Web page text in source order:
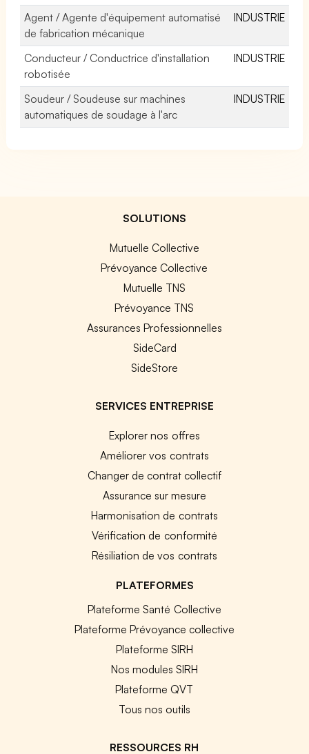
Agent / Agente d'équipement automatisé
de fabrication mécanique
INDUSTRIE
Conducteur / Conductrice d'installation
robotisée
INDUSTRIE
Soudeur / Soudeuse sur machines
automatiques de soudage à l'arc
INDUSTRIE
SOLUTIONS
Mutuelle Collective
Prévoyance Collective
Mutuelle TNS
Prévoyance TNS
Assurances Professionnelles
SideCard
SideStore
SERVICES ENTREPRISE
Explorer nos offres
Améliorer vos contrats
Changer de contrat collectif
Assurance sur mesure
Harmonisation de contrats
Vérification de conformité
Résiliation de vos contrats
PLATEFORMES
Plateforme Santé Collective
Plateforme Prévoyance collective
Plateforme SIRH
Nos modules SIRH
Plateforme QVT
Tous nos outils
RESSOURCES RH